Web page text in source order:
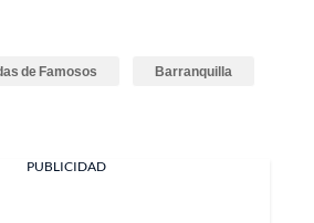
de Famosos Barranquilla
PUBLICIDAD